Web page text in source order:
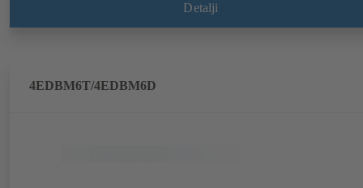
Detalji
4EDBM6T/4EDBM6D